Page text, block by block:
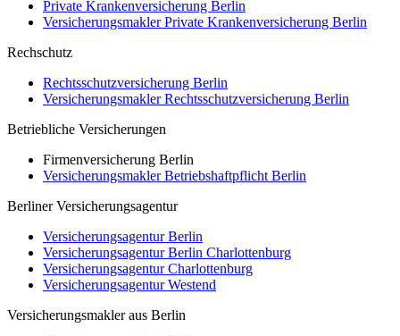
Private Krankenversicherung Berlin
Versicherungsmakler Private Krankenversicherung Berlin
Rechschutz
Rechtsschutzversicherung Berlin
Versicherungsmakler Rechtsschutzversicherung Berlin
Betriebliche Versicherungen
Firmenversicherung Berlin
Versicherungsmakler Betriebshaftpflicht Berlin
Berliner Versicherungsagentur
Versicherungsagentur Berlin
Versicherungsagentur Berlin Charlottenburg
Versicherungsagentur Charlottenburg
Versicherungsagentur Westend
Versicherungsmakler aus Berlin